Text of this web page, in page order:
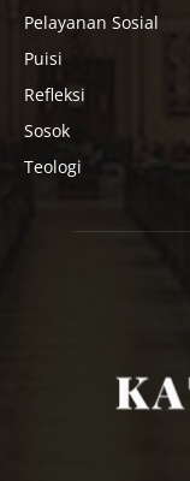
Pelayanan Sosial
Puisi
Refleksi
Sosok
Teologi